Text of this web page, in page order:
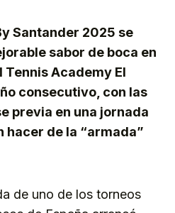
Santander 2025 se
sabor de boca en
Academy El
consecutivo, con las
previa en una jornada
hacer de la “armada”
de uno de los torneos